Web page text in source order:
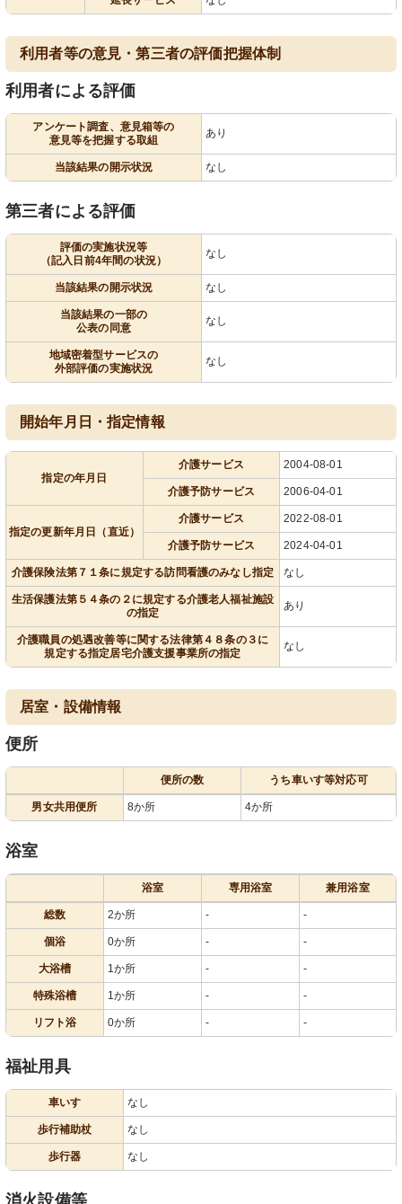
利用者等の意見・第三者の評価把握体制
利用者による評価
アンケート調査、意見箱等の
意見等を把握する取組
あり
当該結果の開示状況 なし
第三者による評価
評価の実施状況等
（記入日前4年間の状況）
なし
当該結果の開示状況 なし
当該結果の一部の
公表の同意
なし
地域密着型サービスの
外部評価の実施状況
なし
開始年月日・指定情報
指定の年月日
介護サービス 2004-08-01
介護予防サービス 2006-04-01
指定の更新年月日（直近）
介護サービス 2022-08-01
介護予防サービス 2024-04-01
介護保険法第７１条に規定する訪問看護のみなし指定 なし
生活保護法第５４条の２に規定する介護老人福祉施設
の指定
あり
介護職員の処遇改善等に関する法律第４８条の３に
規定する指定居宅介護支援事業所の指定
なし
居室・設備情報
便所
便所の数 うち車いす等対応可
男女共用便所 8か所 4か所
浴室
浴室 専用浴室 兼用浴室
総数 2か所 - -
個浴 0か所 - -
大浴槽 1か所 - -
特殊浴槽 1か所 - -
リフト浴 0か所 - -
福祉用具
車いす なし
歩行補助杖 なし
歩行器 なし